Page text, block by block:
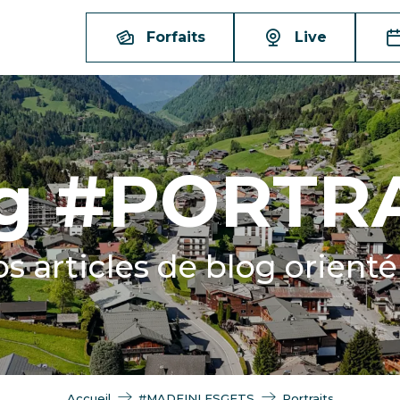
Forfaits Live
articles de blog